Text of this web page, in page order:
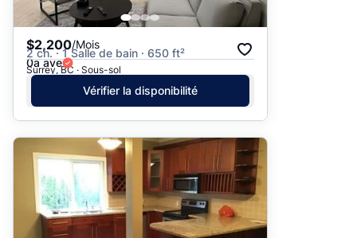
$2,200/Mois
2 ch. · 1 Salle de bain · 650 ft²
0a ave
Surrey, BC · Sous-sol
Vérifier la disponibilité